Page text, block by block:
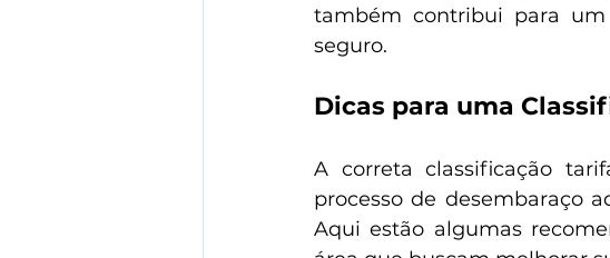
também contribui para
seguro.
Dicas para uma
A correta classificação
processo de desembaraço
Aqui estão algumas